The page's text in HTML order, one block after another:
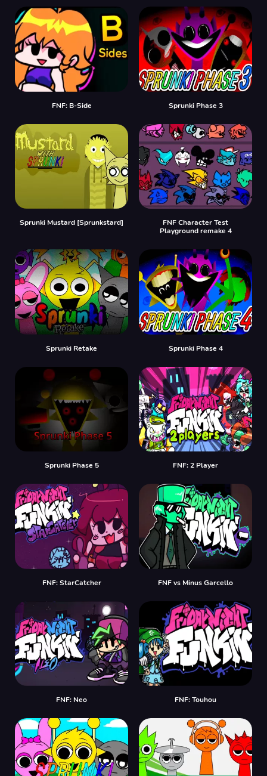
FNF: B-Side Sprunki Phase 3
Sprunki Mustard [Sprunkstard]
FNF Character Test
Playground remake 4
Sprunki Retake Sprunki Phase 4
Sprunki Phase 5 FNF: 2 Player
FNF: StarCatcher FNF vs Minus Garcello
FNF: Neo FNF: Touhou